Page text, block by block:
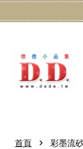
首頁 › 彩墨流